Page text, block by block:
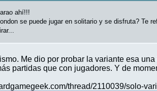
ahí!!!
se puede jugar en solitario y se disfruta? Te
Me dio por probar la variante esa
partidas que con jugadores. Y de
thread/2110039/solo-